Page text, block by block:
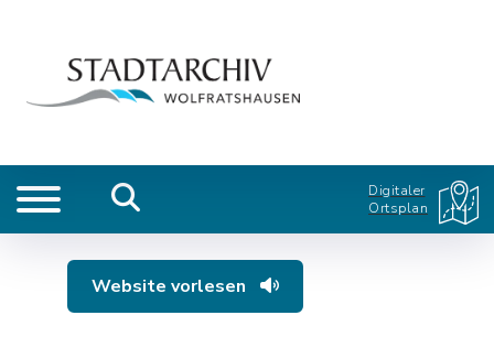
Digitaler
Ortsplan
Website vorlesen